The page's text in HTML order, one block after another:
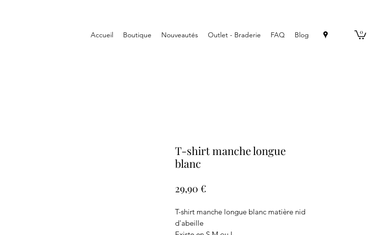
Accueil Boutique Nouveautés Outlet - Braderie FAQ Blog 0
T-shirt manche longue
blanc
29,90 €
T-shirt manche longue blanc matière nid
d'abeille